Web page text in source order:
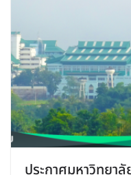
ประกาศมหาวิทยา